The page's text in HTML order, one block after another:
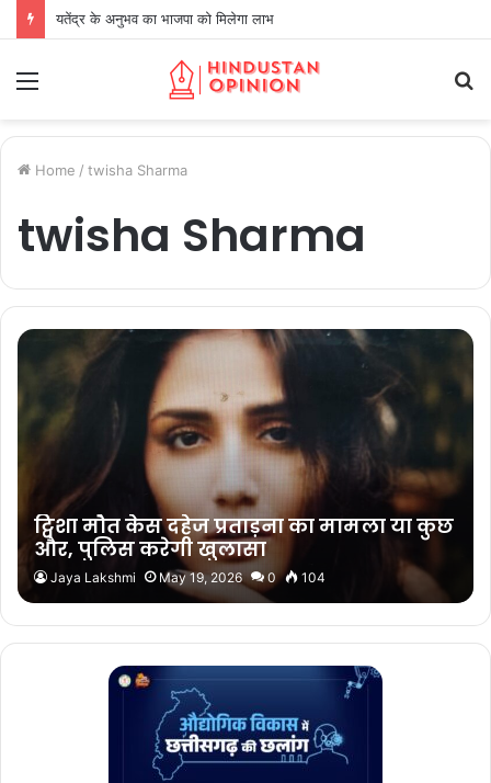
यतेंद्र के अनुभव का भाजपा को मिलेगा लाभ
Home / twisha Sharma
twisha Sharma
ट्विशा मौत केस दहेज प्रताड़ना का मामला या कुछ
और, पुलिस करेगी खुलासा
Jaya Lakshmi May 19, 2026 0 104